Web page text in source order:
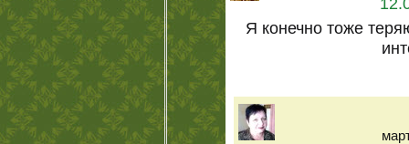
Я конечно тоже